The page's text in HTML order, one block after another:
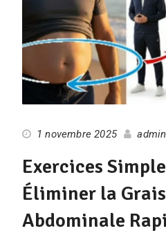
1 novembre 2025 admin
Exercices
Éliminer la
Abdominale